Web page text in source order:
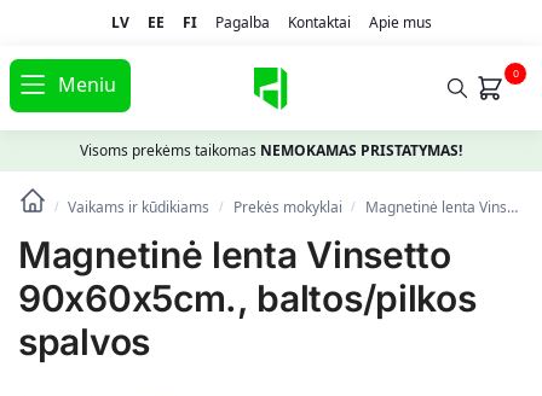
LV EE FI Pagalba Kontaktai Apie mus
Meniu 0
Visoms prekėms taikomas NEMOKAMAS PRISTATYMAS!
/ Vaikams ir kūdikiams / Prekės mokyklai / Magnetinė lenta Vinsetto 90x60x5cm., baltos/pilkos spalvos
Magnetinė lenta Vinsetto
90x60x5cm., baltos/pilkos
spalvos